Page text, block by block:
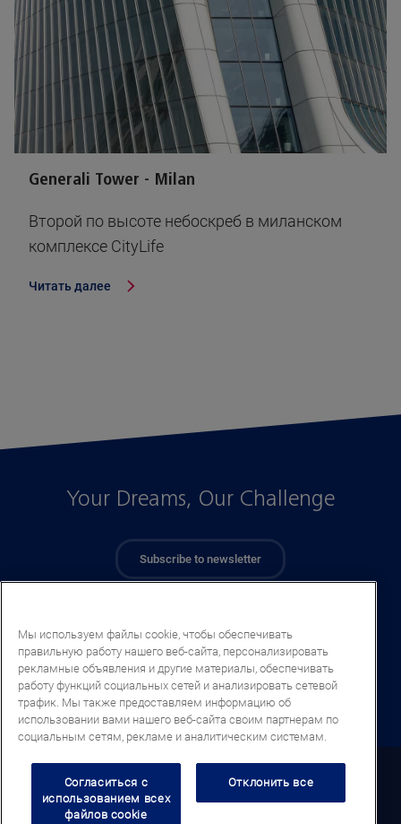
Generali Tower - Milan
Второй по высоте небоскреб в миланском
комплексе CityLife
Читать далее
Your Dreams, Our Challenge
Subscribe to newsletter
Uzbekistan (RU)
Мы используем файлы cookie, чтобы обеспечивать
правильную работу нашего веб-сайта, персонализировать
рекламные объявления и другие материалы, обеспечивать
работу функций социальных сетей и анализировать сетевой
трафик. Мы также предоставляем информацию об
использовании вами нашего веб-сайта своим партнерам по
социальным сетям, рекламе и аналитическим системам.
Согласиться с
использованием всех
файлов cookie
Отклонить все